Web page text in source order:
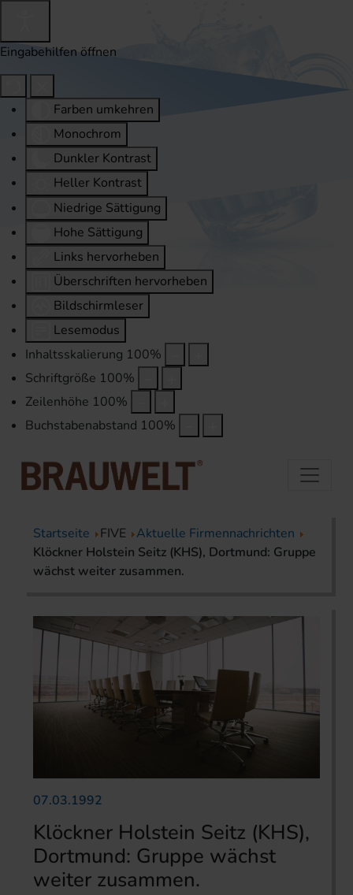
Eingabehilfen öffnen
Farben umkehren
Monochrom
Dunkler Kontrast
Heller Kontrast
Niedrige Sättigung
Hohe Sättigung
Links hervorheben
Überschriften hervorheben
Bildschirmleser
Lesemodus
Inhaltsskalierung 100%
Schriftgröße 100%
Zeilenhöhe 100%
Buchstabenabstand 100%
Startseite FIVE
Aktuelle Firmennachrichten
Klöckner Holstein Seitz (KHS), Dortmund: Gruppe
wächst weiter zusammen.
07.03.1992
Klöckner Holstein Seitz (KHS),
Dortmund: Gruppe wächst
weiter zusammen.